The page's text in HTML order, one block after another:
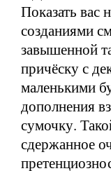
Показать вас
созданиями
завышенной
причёску с
маленькими
дополнения
сумочку.
сдержанное